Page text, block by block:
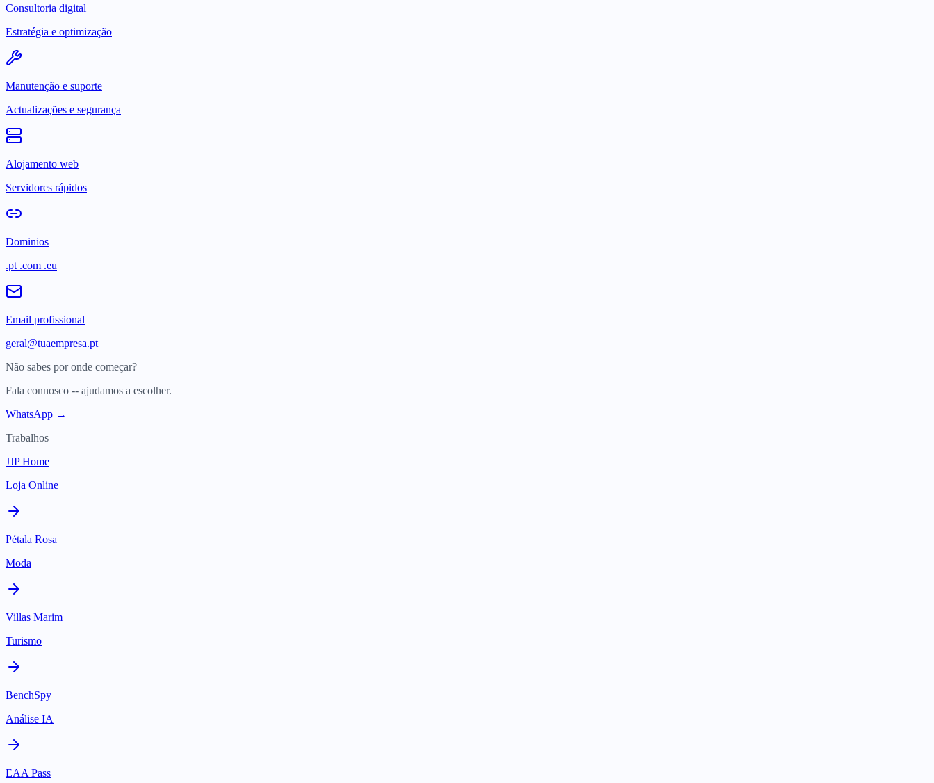
Consultoria digital
Estratégia e optimização
Manutenção e suporte
Actualizações e segurança
Alojamento web
Servidores rápidos
Dominios
.pt .com .eu
Email profissional
geral@tuaempresa.pt
Não sabes por onde começar?
Fala connosco -- ajudamos a escolher.
WhatsApp →
Trabalhos
JJP Home
Loja Online
Pétala Rosa
Moda
Villas Marim
Turismo
BenchSpy
Análise IA
EAA Pass